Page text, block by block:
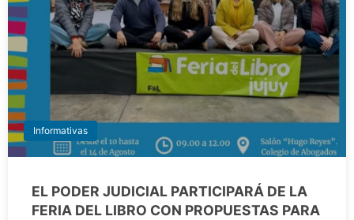
Informativas
EL PODER JUDICIAL PARTICIPARÁ DE LA
FERIA DEL LIBRO CON PROPUESTAS PARA